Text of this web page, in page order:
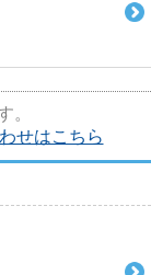
。
せはこちら